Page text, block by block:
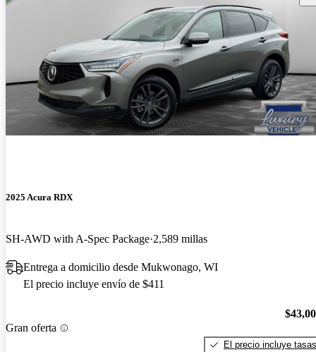
2025 Acura RDX
SH-AWD with A-Spec Package 2,589 millas
Entrega a domicilio desde Mukwonago, WI
El precio incluye envío de $411
Gran oferta
El precio incluye tasas